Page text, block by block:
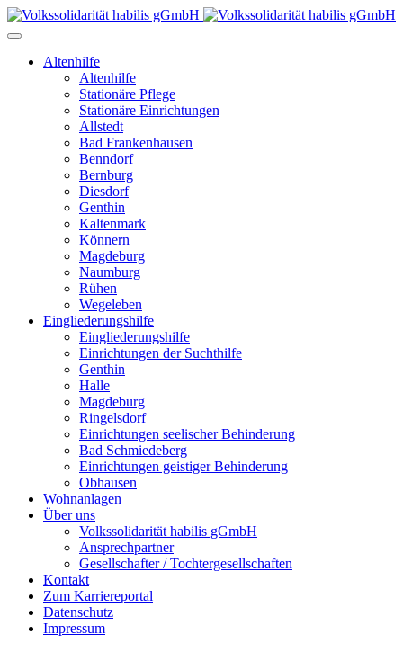
Altenhilfe
Altenhilfe
Stationäre Pflege
Stationäre Einrichtungen
Allstedt
Bad Frankenhausen
Benndorf
Bernburg
Diesdorf
Genthin
Kaltenmark
Könnern
Magdeburg
Naumburg
Rühen
Wegeleben
Eingliederungshilfe
Eingliederungshilfe
Einrichtungen der Suchthilfe
Genthin
Halle
Magdeburg
Ringelsdorf
Einrichtungen seelischer Behinderung
Bad Schmiedeberg
Einrichtungen geistiger Behinderung
Obhausen
Wohnanlagen
Über uns
Volkssolidarität habilis gGmbH
Ansprechpartner
Gesellschafter / Tochtergesellschaften
Kontakt
Zum Karriereportal
Datenschutz
Impressum